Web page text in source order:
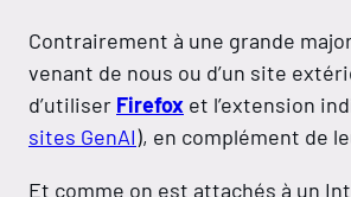
Contrairement à une grande
venant de nous ou d’un site
d’utiliser Firefox et l’extension
sites GenAI), en complément de
Et comme on est attachés à un